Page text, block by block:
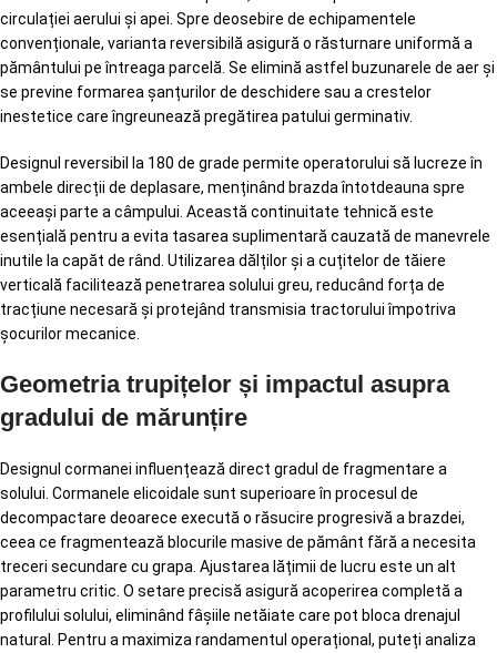
circulației aerului și apei. Spre deosebire de echipamentele
convenționale, varianta reversibilă asigură o răsturnare uniformă a
pământului pe întreaga parcelă. Se elimină astfel buzunarele de aer și
se previne formarea șanțurilor de deschidere sau a crestelor
inestetice care îngreunează pregătirea patului germinativ.
Designul reversibil la 180 de grade permite operatorului să lucreze în
ambele direcții de deplasare, menținând brazda întotdeauna spre
aceeași parte a câmpului. Această continuitate tehnică este
esențială pentru a evita tasarea suplimentară cauzată de manevrele
inutile la capăt de rând. Utilizarea dălților și a cuțitelor de tăiere
verticală facilitează penetrarea solului greu, reducând forța de
tracțiune necesară și protejând transmisia tractorului împotriva
șocurilor mecanice.
Geometria trupițelor și impactul asupra
gradului de mărunțire
Designul cormanei influențează direct gradul de fragmentare a
solului. Cormanele elicoidale sunt superioare în procesul de
decompactare deoarece execută o răsucire progresivă a brazdei,
ceea ce fragmentează blocurile masive de pământ fără a necesita
treceri secundare cu grapa. Ajustarea lățimii de lucru este un alt
parametru critic. O setare precisă asigură acoperirea completă a
profilului solului, eliminând fâșiile netăiate care pot bloca drenajul
natural. Pentru a maximiza randamentul operațional, puteți analiza